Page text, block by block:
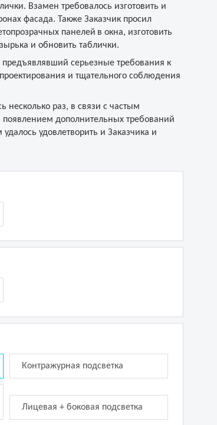
Взамен требовалось изготовить и
фасада. Также Заказчик просил
панелей в окна, изготовить
и обновить таблички.
серьезные требования к
и тщательного соблюдения
несколько раз, в связи с частым
дополнительных требований
удовлетворить и Заказчика и
Контражурная подсветка
Лицевая + боковая подсветка